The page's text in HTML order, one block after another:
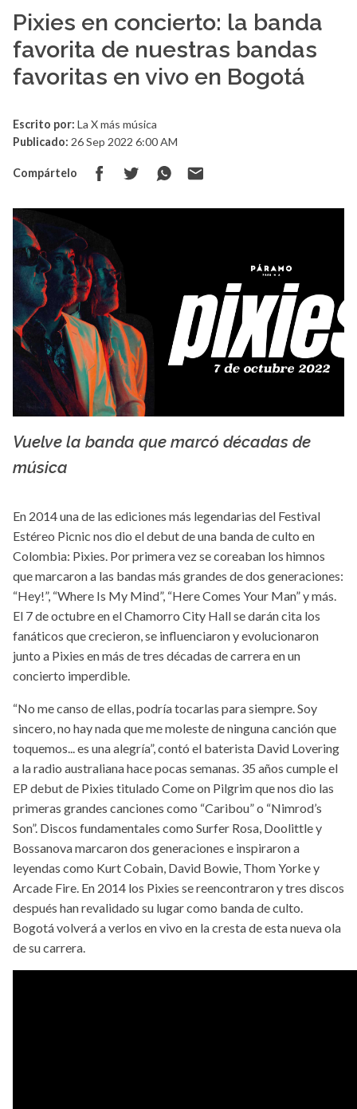
Pixies en concierto: la banda
favorita de nuestras bandas
favoritas en vivo en Bogotá
Escrito por: La X más música
Publicado: 26 Sep 2022 6:00 AM
Compártelo
Vuelve la banda que marcó décadas de
música
En 2014 una de las ediciones más legendarias del Festival
Estéreo Picnic nos dio el debut de una banda de culto en
Colombia: Pixies. Por primera vez se coreaban los himnos
que marcaron a las bandas más grandes de dos generaciones:
“Hey!”, “Where Is My Mind”, “Here Comes Your Man” y más.
El 7 de octubre en el Chamorro City Hall se darán cita los
fanáticos que crecieron, se influenciaron y evolucionaron
junto a Pixies en más de tres décadas de carrera en un
concierto imperdible.
“No me canso de ellas, podría tocarlas para siempre. Soy
sincero, no hay nada que me moleste de ninguna canción que
toquemos... es una alegría”, contó el baterista David Lovering
a la radio australiana hace pocas semanas. 35 años cumple el
EP debut de Pixies titulado Come on Pilgrim que nos dio las
primeras grandes canciones como “Caribou” o “Nimrod’s
Son”. Discos fundamentales como Surfer Rosa, Doolittle y
Bossanova marcaron dos generaciones e inspiraron a
leyendas como Kurt Cobain, David Bowie, Thom Yorke y
Arcade Fire. En 2014 los Pixies se reencontraron y tres discos
después han revalidado su lugar como banda de culto.
Bogotá volverá a verlos en vivo en la cresta de esta nueva ola
de su carrera.